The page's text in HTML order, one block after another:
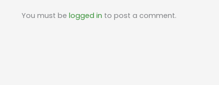
You must belogged in to post a comment.